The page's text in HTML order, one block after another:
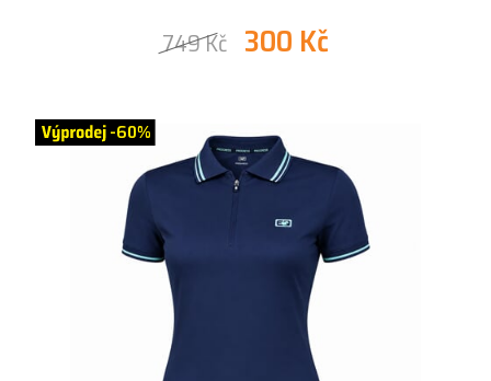
749 Kč 300 Kč
-60%